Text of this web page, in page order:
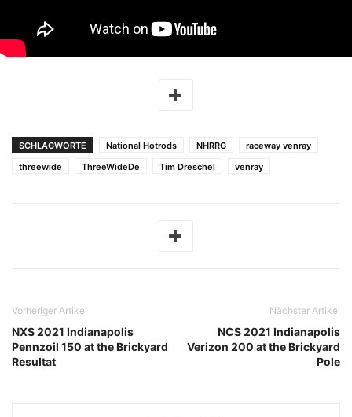
SCHLAGWORTE National Hotrods NHRRG
raceway venray
threewide
ThreeWideDe Tim Dreschel venray
Vorheriger Artikel
NXS 2021 Indianapolis
Pennzoil 150 at the Brickyard
Resultat
Nächster Artikel
NCS 2021 Indianapolis
Verizon 200 at the Brickyard
Pole